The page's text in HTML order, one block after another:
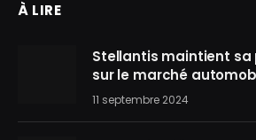
À LIRE
Stellantis maintient sa
sur le marché
11 septembre 2024